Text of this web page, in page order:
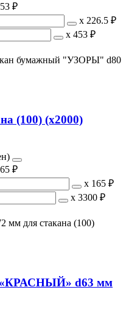
₽
х 226.5 ₽
х 453 ₽
бумажный "УЗОРЫ" d80
(100) (х2000)
₽
х 165 ₽
х 3300 ₽
мм для стакана (100)
«КРАСНЫЙ» d63 мм